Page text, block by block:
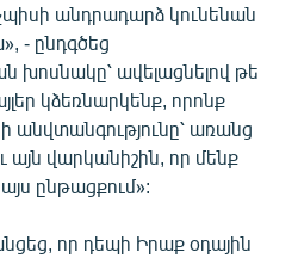
անդրադարձ կունենան
- ընդգծեց
խոսնակը՝ ավելացնելով թե
կձեռնարկենք, որոնք
առանց
այն վարկանիշին, որ մենք
այս ընթացքում»:
որ դեպի Իրաք օդային